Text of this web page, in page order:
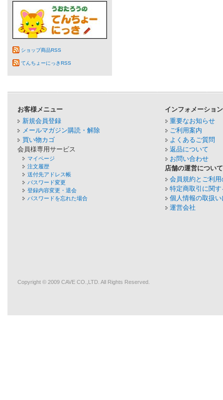
ショップ商品RSS
てんちょーにっきRSS
お客様メニュー
新規会員登録
メールマガジン購読・解除
買い物カゴ
会員様専用サービス
マイページ
注文履歴
送付先アドレス帳
パスワード変更
登録内容変更・退会
パスワードを忘れた場合
インフォメーション
重要なお知らせ
ご利用案内
よくあるご質問
返品について
お問い合わせ
店舗の運営について
会員規約とご利
特定商取引に関
個人情報の取扱
運営会社
Copyright © 2009 CAVE CO.,LTD. All Rights Reserved.